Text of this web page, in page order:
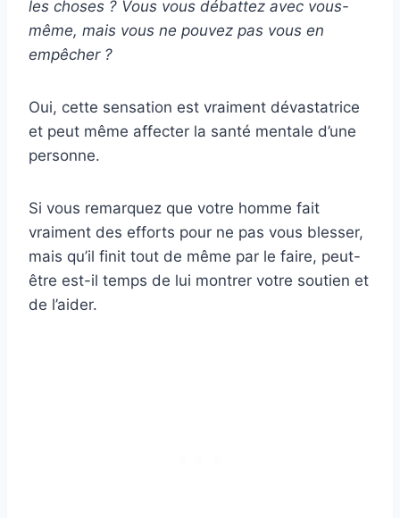
les choses ? Vous vous débattez avec vous-
même, mais vous ne pouvez pas vous en
empêcher ?
Oui, cette sensation est vraiment dévastatrice
et peut même affecter la santé mentale d’une
personne.
Si vous remarquez que votre homme fait
vraiment des efforts pour ne pas vous blesser,
mais qu’il finit tout de même par le faire, peut-
être est-il temps de lui montrer votre soutien et
de l’aider.